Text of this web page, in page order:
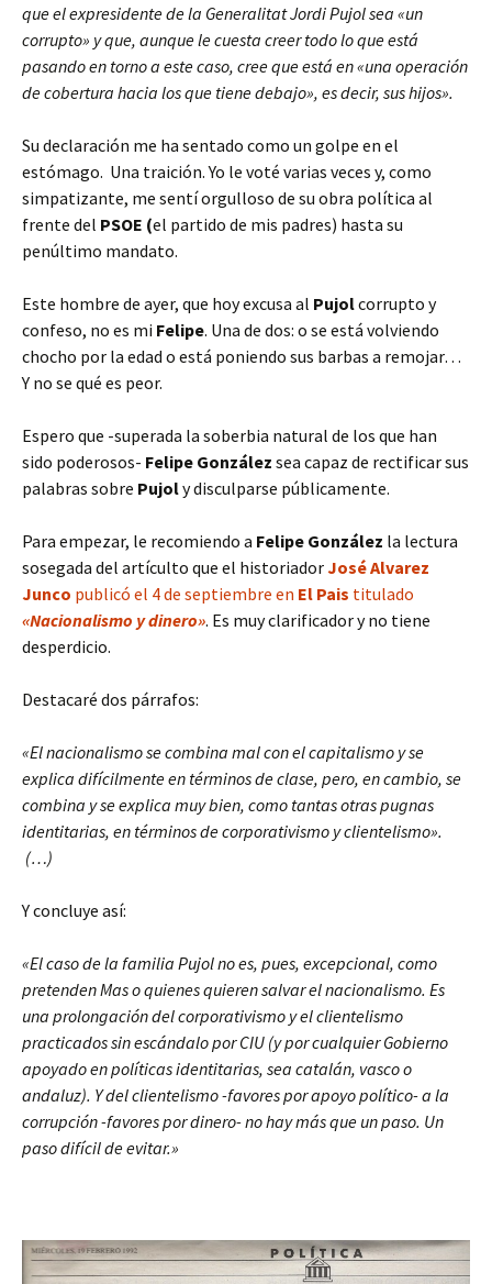
que el expresidente de la Generalitat Jordi Pujol sea «un
corrupto» y que, aunque le cuesta creer todo lo que está
pasando en torno a este caso, cree que está en «una operación
de cobertura hacia los que tiene debajo», es decir, sus hijos».
Su declaración me ha sentado como un golpe en el
estómago. Una traición. Yo le voté varias veces y, como
simpatizante, me sentí orgulloso de su obra política al
frente del PSOE (el partido de mis padres) hasta su
penúltimo mandato.
Este hombre de ayer, que hoy excusa al Pujolcorrupto y
confeso, no es mi Felipe. Una de dos: o se está volviendo
chocho por la edad o está poniendo sus barbas a remojar…
Y no se qué es peor.
Espero que -superada la soberbia natural de los que han
sido poderosos- Felipe González sea capaz de rectificar sus
palabras sobre Pujoly disculparse públicamente.
Para empezar, le recomiendo a Felipe González la lectura
sosegada del artículto que el historiadorJosé Alvarez
Junco publicó el 4 de septiembre en El Pais titulado
«Nacionalismo y dinero». Es muy clarificador y no tiene
desperdicio.
Destacaré dos párrafos:
«El nacionalismo se combina mal con el capitalismo y se
explica difícilmente en términos de clase, pero, en cambio, se
combina y se explica muy bien, como tantas otras pugnas
identitarias, en términos de corporativismo y clientelismo».
(…)
Y concluye así:
«El caso de la familia Pujol no es, pues, excepcional, como
pretenden Mas o quienes quieren salvar el nacionalismo. Es
una prolongación del corporativismo y el clientelismo
practicados sin escándalo por CIU (y por cualquier Gobierno
apoyado en políticas identitarias, sea catalán, vasco o
andaluz). Y del clientelismo -favores por apoyo político- a la
corrupción -favores por dinero- no hay más que un paso. Un
paso difícil de evitar.»